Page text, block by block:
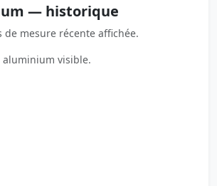
— historique
mesure récente affichée.
aluminium visible.